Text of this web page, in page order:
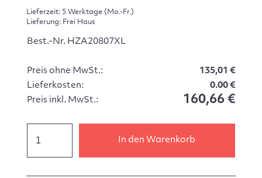
Lieferzeit: 5 Werktage (Mo.-Fr.)
Lieferung: Frei Haus
Best.-Nr. HZA20807XL
Preis ohne MwSt.:
135,01 €
Lieferkosten:
0.00 €
Preis inkl. MwSt.:
160,66 €
In den Warenkorb